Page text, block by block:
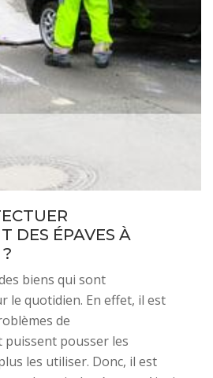
DES ÉPAVES À
biens qui sont
le quotidien. En effet, il est
de
pousser les
les utiliser. Donc, il est